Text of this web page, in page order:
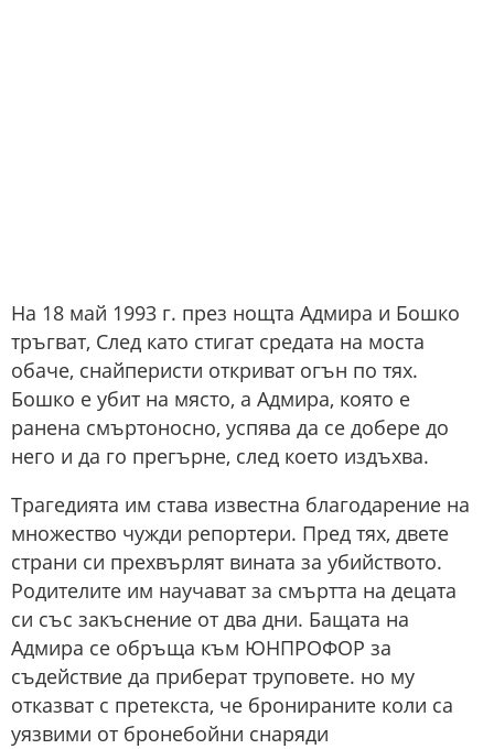
На 18 май 1993 г. през нощта Адмира и Бошко
тръгват, След като стигат средата на моста
обаче, снайперисти откриват огън по тях.
Бошко е убит на място, а Адмира, която е
ранена смъртоносно, успява да се добере до
него и да го прегърне, след което издъхва.
Трагедията им става известна благодарение на
множество чужди репортери. Пред тях, двете
страни си прехвърлят вината за убийството.
Родителите им научават за смъртта на децата
си със закъснение от два дни. Бащата на
Адмира се обръща към ЮНПРОФОР за
съдействие да приберат труповете. но му
отказват с претекста, че бронираните коли са
уязвими от бронебойни снаряди